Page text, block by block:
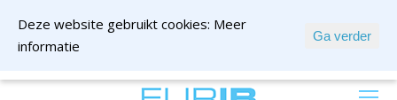
Deze website gebruikt cookies: Meer
informatie
Ga verder